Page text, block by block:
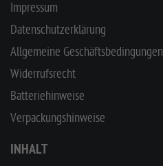
Impressum
Datenschutzerklärung
Allgemeine Geschäftsbedingungen
Widerrufsrecht
Batteriehinweise
Verpackungshinweise
INHALT